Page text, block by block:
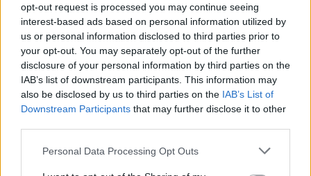
opt-out request is processed you may continue seeing
interest-based ads based on personal information utilized by
us or personal information disclosed to third parties prior to
your opt-out. You may separately opt-out of the further
disclosure of your personal information by third parties on the
IAB’s list of downstream participants. This information may
also be disclosed by us to third parties on the IAB’s List of
Downstream Participants that may further disclose it to other
Please note that this website/app uses one or more Google
Personal Data Processing Opt Outs
AUTORE
Francesca Lombardi
Francesca Lombardi, fiorentina, prese appunti
tecnici dal primo box di un circuito toscano e
da allora firma approfondimenti sui motori. In
redazione sostiene un approccio metodico
alle prove su pista, cura il format 'tecnica e
debutto tecnico in autodromo.